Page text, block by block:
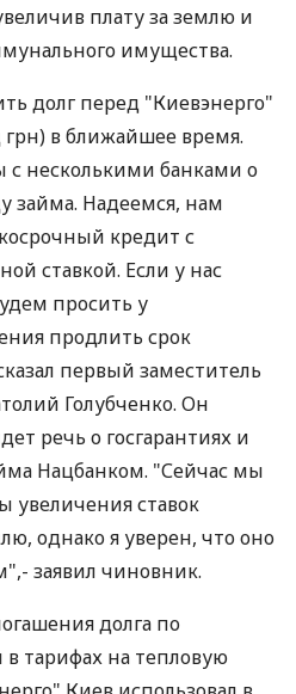
плату за землю и
имущества.
долг перед "Киевэнерго"
в ближайшее время.
несколькими банками о
займа. Надеемся, нам
кредит с
ставкой. Если у нас
просить у
продлить срок
первый заместитель
Голубченко. Он
речь о госгарантиях и
Нацбанком. "Сейчас мы
увеличения ставок
однако я уверен, что оно
заявил чиновник.
долга по
тарифах на тепловую